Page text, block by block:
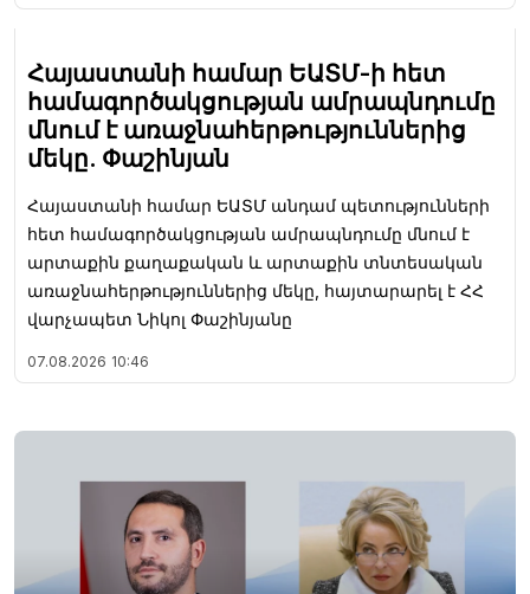
Հայաստանի համար ԵԱՏՄ-ի հետ
համագործակցության ամրապնդումը
մնում է առաջնահերթություններից
մեկը. Փաշինյան
Հայաստանի համար ԵԱՏՄ անդամ պետությունների
հետ համագործակցության ամրապնդումը մնում է
արտաքին քաղաքական և արտաքին տնտեսական
առաջնահերթություններից մեկը, հայտարարել է ՀՀ
վարչապետ Նիկոլ Փաշինյանը
07.08.2026 10:46